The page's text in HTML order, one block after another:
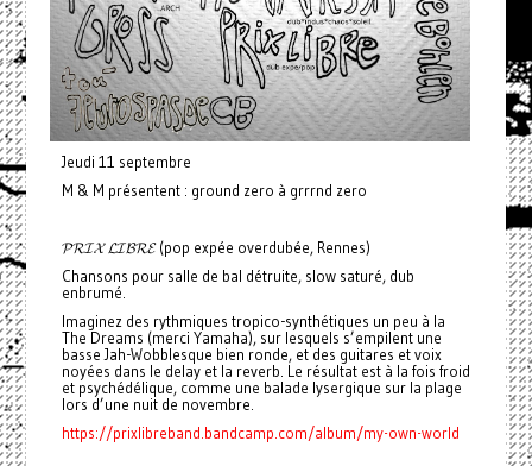
Jeudi 11 septembre
M & M présentent : ground zero à grrrnd zero
𝓟𝓡𝓘𝓧 𝓛𝓘𝓑𝓡𝓔 (pop expée overdubée, Rennes)
Chansons pour salle de bal détruite, slow saturé, dub
enbrumé.
Imaginez des rythmiques tropico-synthétiques un peu à la
The Dreams (merci Yamaha), sur lesquels s’empilent une
basse Jah-Wobblesque bien ronde, et des guitares et voix
noyées dans le delay et la reverb. Le résultat est à la fois froid
et psychédélique, comme une balade lysergique sur la plage
lors d’une nuit de novembre.
https://prixlibreband.bandcamp.com/album/my-own-world